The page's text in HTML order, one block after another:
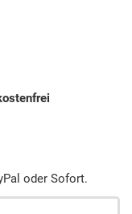
oder Sofort.